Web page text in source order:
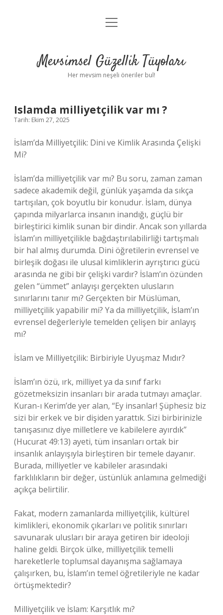
Anasayfa
Yasal Uyarı
menüyü
Mevsimsel Güzellik Tüyoları
Her mevsim neşeli öneriler bul!
Islamda milliyetçilik var mı ?
Tarih: Ekim 27, 2025
İslam’da Milliyetçilik: Dini ve Kimlik Arasında Çelişki
Mi?
İslam’da milliyetçilik var mı? Bu soru, zaman zaman
sadece akademik değil, günlük yaşamda da sıkça
tartışılan, çok boyutlu bir konudur. İslam, dünya
çapında milyarlarca insanın inandığı, güçlü bir
birleştirici kimlik sunan bir dindir. Ancak son yıllarda
İslam’ın milliyetçilikle bağdaştırılabilirliği tartışmalı
bir hal almış durumda. Dini öğretilerin evrensel ve
birleşik doğası ile ulusal kimliklerin ayrıştırıcı gücü
arasında ne gibi bir çelişki vardır? İslam’ın özünden
gelen “ümmet” anlayışı gerçekten ulusların
sınırlarını tanır mı? Gerçekten bir Müslüman,
milliyetçilik yapabilir mi? Ya da milliyetçilik, İslam’ın
evrensel değerleriyle temelden çelişen bir anlayış
mı?
İslam ve Milliyetçilik: Birbiriyle Uyuşmaz Mıdır?
İslam’ın özü, ırk, milliyet ya da sınıf farkı
gözetmeksizin insanları bir arada tutmayı amaçlar.
Kuran-ı Kerim’de yer alan, “Ey insanlar! Şüphesiz biz
sizi bir erkek ve bir dişiden yarattık. Sizi birbirinizle
tanışasınız diye milletlere ve kabilelere ayırdık”
(Hucurat 49:13) ayeti, tüm insanları ortak bir
insanlık anlayışıyla birleştiren bir temele dayanır.
Burada, milliyetler ve kabileler arasındaki
farklılıkların bir değer, üstünlük anlamına gelmediği
açıkça belirtilir.
Fakat, modern zamanlarda milliyetçilik, kültürel
kimlikleri, ekonomik çıkarları ve politik sınırları
savunarak ulusları bir araya getiren bir ideoloji
haline geldi. Birçok ülke, milliyetçilik temelli
hareketlerle toplumsal dayanışma sağlamaya
çalışırken, bu, İslam’ın temel öğretileriyle ne kadar
örtüşmektedir?
Milliyetçilik ve İslam: Karşıtlık mı?